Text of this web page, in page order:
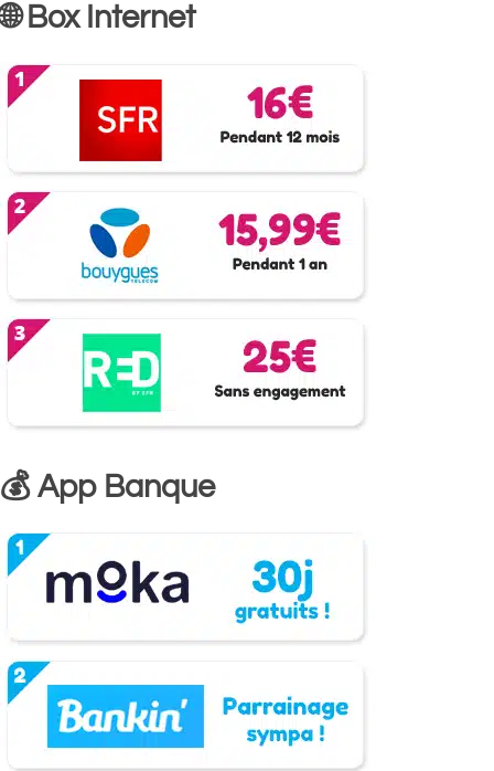
🌐 Box Internet
💰 App Banque